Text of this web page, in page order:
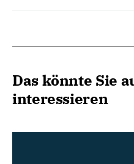
Das könnte Sie
interessieren